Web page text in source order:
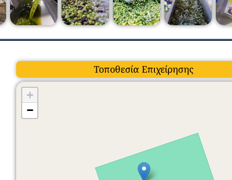
Τοποθεσία Επιχείρησης
+
−